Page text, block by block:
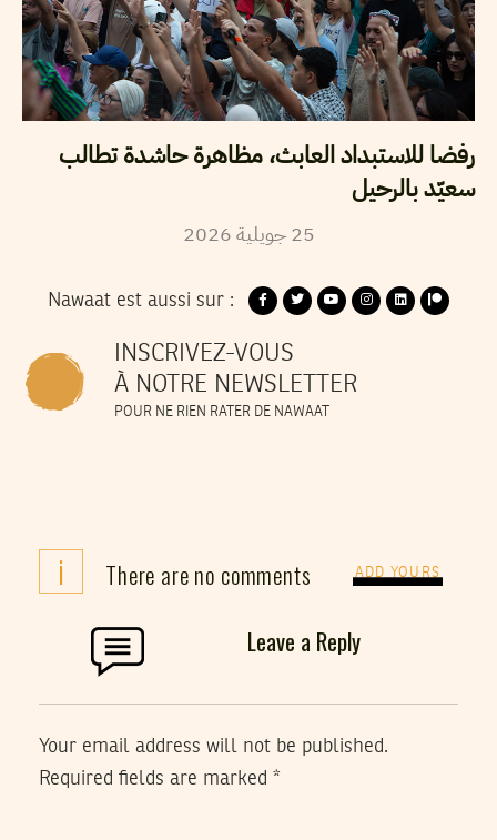
رفضا للاستبداد العابث، مظاهرة حاشدة تطالب
سعيّد بالرحيل
25 جويلية2026
Nawaat est aussi sur :
INSCRIVEZ-VOUS
À NOTRE NEWSLETTER
POUR NE RIEN RATER DE NAWAAT
i There are no comments ADD YOURS
Leave a Reply
Your email address will not be published.
Required fields are marked *